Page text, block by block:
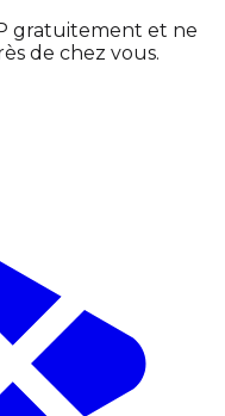
gratuitement et ne
de chez vous.